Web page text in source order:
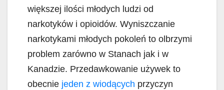
większej ilości młodych ludzi od
narkotyków i opioidów. Wyniszczanie
narkotykami młodych pokoleń to olbrzymi
problem zarówno w Stanach jak i w
Kanadzie. Przedawkowanie używek to
obecnie jeden z wiodących przyczyn